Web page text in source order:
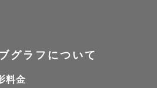
グラフについて
料金